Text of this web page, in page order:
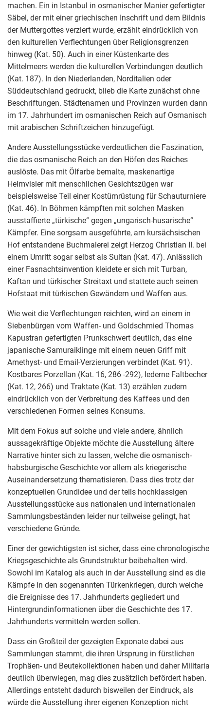
machen. Ein in Istanbul in osmanischer Manier gefertigter
Säbel, der mit einer griechischen Inschrift und dem Bildnis
der Muttergottes verziert wurde, erzählt eindrücklich von
den kulturellen Verflechtungen über Religionsgrenzen
hinweg (Kat. 50). Auch in einer Küstenkarte des
Mittelmeers werden die kulturellen Verbindungen deutlich
(Kat. 187). In den Niederlanden, Norditalien oder
Süddeutschland gedruckt, blieb die Karte zunächst ohne
Beschriftungen. Städtenamen und Provinzen wurden dann
im 17. Jahrhundert im osmanischen Reich auf Osmanisch
mit arabischen Schriftzeichen hinzugefügt.
Andere Ausstellungsstücke verdeutlichen die Faszination,
die das osmanische Reich an den Höfen des Reiches
auslöste. Das mit Ölfarbe bemalte, maskenartige
Helmvisier mit menschlichen Gesichtszügen war
beispielsweise Teil einer Kostümrüstung für Schauturniere
(Kat. 46). In Böhmen kämpften mit solchen Masken
ausstaffierte „türkische“ gegen „ungarisch-husarische“
Kämpfer. Eine sorgsam ausgeführte, am kursächsischen
Hof entstandene Buchmalerei zeigt Herzog Christian II. bei
einem Umritt sogar selbst als Sultan (Kat. 47). Anlässlich
einer Fasnachtsinvention kleidete er sich mit Turban,
Kaftan und türkischer Streitaxt und stattete auch seinen
Hofstaat mit türkischen Gewändern und Waffen aus.
Wie weit die Verflechtungen reichten, wird an einem in
Siebenbürgen vom Waffen- und Goldschmied Thomas
Kapustran gefertigten Prunkschwert deutlich, das eine
japanische Samuraiklinge mit einem neuen Griff mit
Amethyst- und Email-Verzierungen verbindet (Kat. 91).
Kostbares Porzellan (Kat. 16, 286 -292), lederne Faltbecher
(Kat. 12, 266) und Traktate (Kat. 13) erzählen zudem
eindrücklich von der Verbreitung des Kaffees und den
verschiedenen Formen seines Konsums.
Mit dem Fokus auf solche und viele andere, ähnlich
aussagekräftige Objekte möchte die Ausstellung ältere
Narrative hinter sich zu lassen, welche die osmanisch-
habsburgische Geschichte vor allem als kriegerische
Auseinandersetzung thematisieren. Dass dies trotz der
konzeptuellen Grundidee und der teils hochklassigen
Ausstellungsstücke aus nationalen und internationalen
Sammlungsbeständen leider nur teilweise gelingt, hat
verschiedene Gründe.
Einer der gewichtigsten ist sicher, dass eine chronologische
Kriegsgeschichte als Grundstruktur beibehalten wird.
Sowohl im Katalog als auch in der Ausstellung sind es die
Kämpfe in den sogenannten Türkenkriegen, durch welche
die Ereignisse des 17. Jahrhunderts gegliedert und
Hintergrundinformationen über die Geschichte des 17.
Jahrhunderts vermitteln werden sollen.
Dass ein Großteil der gezeigten Exponate dabei aus
Sammlungen stammt, die ihren Ursprung in fürstlichen
Trophäen- und Beutekollektionen haben und daher Militaria
deutlich überwiegen, mag dies zusätzlich befördert haben.
Allerdings entsteht dadurch bisweilen der Eindruck, als
würde die Ausstellung ihrer eigenen Konzeption nicht